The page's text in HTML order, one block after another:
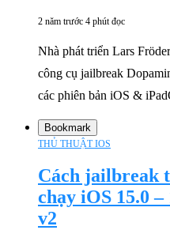
2 năm trước 4 phút đọc
Nhà phát triển Lars
công cụ jailbreak
các phiên bản iOS &
Bookmark
THỦ THUẬT IOS
Cách jailbreak
chạy iOS 15.0
v2